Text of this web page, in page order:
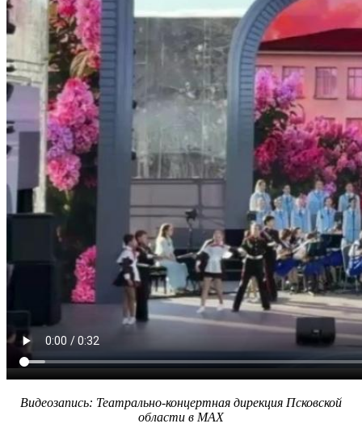
Видеозапись: Театрально-концертная дирекция Псковской
области в МАХ